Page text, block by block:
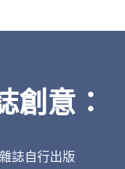
創意：
誌自行出版